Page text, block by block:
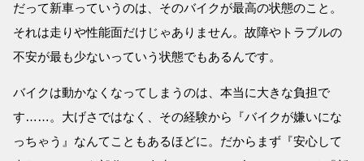
だって新車っていうのは、そのバイクが最高の状態のこと。
それは走りや性能面だけじゃありません。故障やトラブルの
不安が最も少ないっていう状態でもあるんです。
バイクは動かなくなってしまうのは、本当に大きな負担で
す……。大げさではなく、その経験から『バイクが嫌いにな
っちゃう』なんてこともあるほどに。だからまず『安心して